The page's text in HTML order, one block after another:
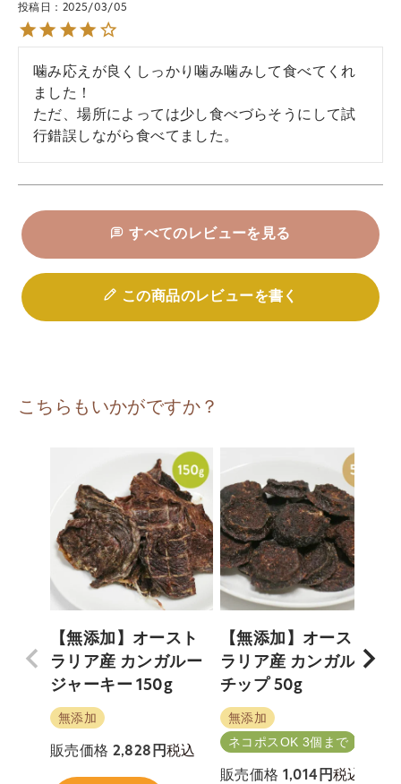
投稿日 2025/03/05
噛み応えが良くしっかり噛み噛みして食べてくれ
ました！
ただ、場所によっては少し食べづらそうにして試
行錯誤しながら食べてました。
すべてのレビューを見る
この商品のレビューを書く
こちらもいかがですか？
【無添加】オースト
ラリア産 カンガルー
ジャーキー 150g
無添加
販売価格 2,828 税込
【無添加】オースト
ラリア産 カンガルー
チップ 50g
無添加
ネコポスOK 3個まで
販売価格 1,014 税込